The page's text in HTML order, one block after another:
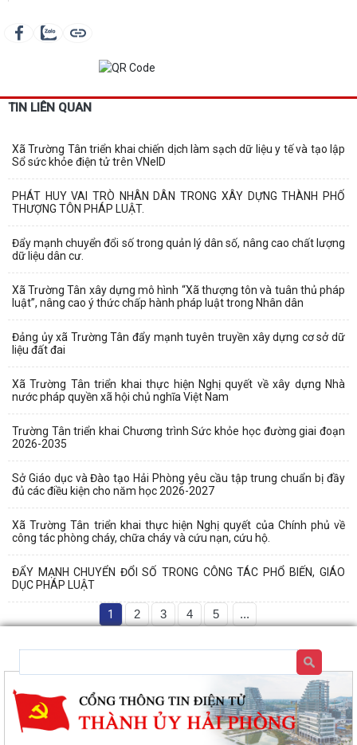
TIN LIÊN QUAN
Xã Trường Tân triển khai chiến dịch làm sạch dữ liệu y tế và tạo lập
Sổ sức khỏe điện tử trên VNeID
PHÁT HUY VAI TRÒ NHÂN DÂN TRONG XÂY DỰNG THÀNH PHỐ
THƯỢNG TÔN PHÁP LUẬT.
Đẩy mạnh chuyển đổi số trong quản lý dân số, nâng cao chất lượng
dữ liệu dân cư.
Xã Trường Tân xây dựng mô hình “Xã thượng tôn và tuân thủ pháp
luật”, nâng cao ý thức chấp hành pháp luật trong Nhân dân
Đảng ủy xã Trường Tân đẩy mạnh tuyên truyền xây dựng cơ sở dữ
liệu đất đai
Xã Trường Tân triển khai thực hiện Nghị quyết về xây dựng Nhà
nước pháp quyền xã hội chủ nghĩa Việt Nam
Trường Tân triển khai Chương trình Sức khỏe học đường giai đoạn
2026-2035
Sở Giáo dục và Đào tạo Hải Phòng yêu cầu tập trung chuẩn bị đầy
đủ các điều kiện cho năm học 2026-2027
Xã Trường Tân triển khai thực hiện Nghị quyết của Chính phủ về
công tác phòng cháy, chữa cháy và cứu nạn, cứu hộ.
ĐẨY MẠNH CHUYỂN ĐỔI SỐ TRONG CÔNG TÁC PHỔ BIẾN, GIÁO
DỤC PHÁP LUẬT
1 2 3 4 5 ...